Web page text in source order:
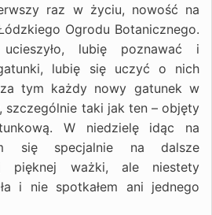
raz w życiu, nowość na
Ogrodu Botanicznego.
lubię poznawać i
lubię się uczyć o nich
tym każdy nowy gatunek w
szczególnie taki jak ten – objęty
W niedzielę idąc na
się specjalnie na dalsze
pięknej ważki, ale niestety
i nie spotkałem ani jednego